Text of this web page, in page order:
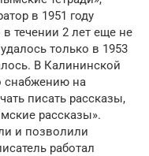
в 1951 году
течении 2 лет еще не
только в 1953
В Калининской
снабжению на
писать рассказы,
рассказы».
и позволили
работал